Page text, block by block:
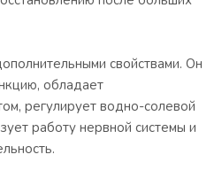
свойствами. Он
обладает
регулирует водно-солевой
работу нервной системы и